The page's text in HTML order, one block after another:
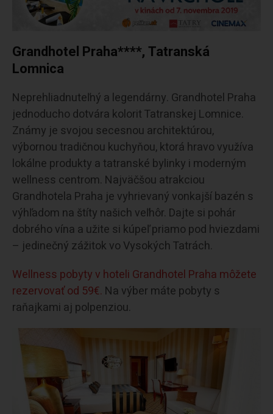
Grandhotel Praha****, Tatranská
Lomnica
Neprehliadnuteľný a legendárny. Grandhotel Praha
jednoducho dotvára kolorit Tatranskej Lomnice.
Známy je svojou secesnou architektúrou,
výbornou tradičnou kuchyňou, ktorá hravo využíva
lokálne produkty a tatranské bylinky i moderným
wellness centrom. Najväčšou atrakciou
Grandhotela Praha je vyhrievaný vonkajší bazén s
výhľadom na štíty našich veľhôr. Dajte si pohár
dobrého vína a užite si kúpeľ priamo pod hviezdami
– jedinečný zážitok vo Vysokých Tatrách.
Wellness pobyty v hoteli Grandhotel Praha môžete
rezervovať od 59€. Na výber máte pobyty s
raňajkami aj polpenziou.